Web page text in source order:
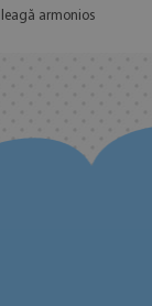
armonios